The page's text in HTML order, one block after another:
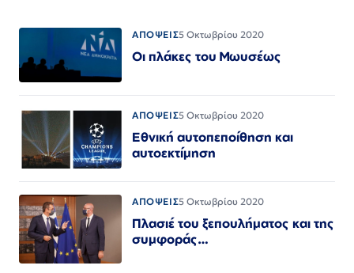
ΑΠΟΨΕΙΣ5 Οκτωβρίου 2020
Οι πλάκες του Μωυσέως
ΑΠΟΨΕΙΣ5 Οκτωβρίου 2020
Εθνική αυτοπεποίθηση και
αυτοεκτίμηση
ΑΠΟΨΕΙΣ5 Οκτωβρίου 2020
Πλασιέ του ξεπουλήματος και της
συμφοράς…